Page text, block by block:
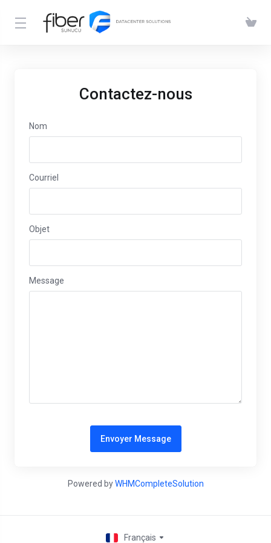
Contactez-nous
Nom
Courriel
Objet
Message
Envoyer Message
Powered byWHMCompleteSolution
Français